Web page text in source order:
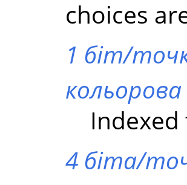
choices
1 біт/
4 біта/